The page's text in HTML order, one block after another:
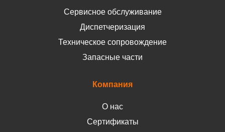
Сервисное обслуживание
Диспетчеризация
Техническое сопровождение
Запасные части
Компания
О нас
Сертификаты